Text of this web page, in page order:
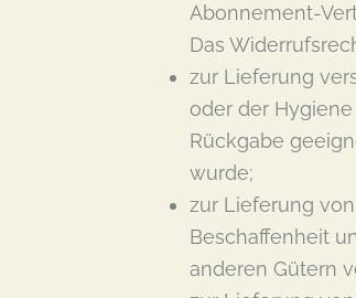
Abonnement-
Das
zur Lieferung
oder der
Rückgabe
wurde;
zur Lieferung
Beschaffenheit
anderen Gütern